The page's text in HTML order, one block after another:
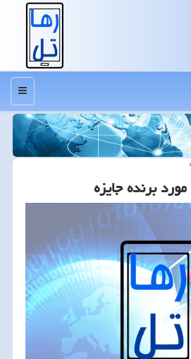
منو
برنده جایزه